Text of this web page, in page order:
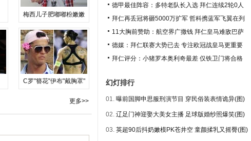
梅西儿子肥嘟嘟粉嫩嫩
C罗"簪花"伊布"戴胸罩"
更多>>
德甲最佳阵容：多特老队长入选 拜仁连续2轮0人
拜仁再丢冠将砸5000万扩军 哲科携蓝军飞翼在列
11大胸前赞助：航空界广撒钱 拜仁皇马难敌巴萨
德媒：拜仁联赛大势已去 专注欧冠战皇马更重要
拜仁评分：小猪罗本奥利奇最差 仅铁卫门将合格
幻灯排行
01. 曝前国脚申思服刑演节目 穿民俗装表情诡异(图)
02. 辽足门神迎娶大美女主播 足球版婚纱照爆笑(图)
03. 英超90后抖奶嫩模PK苍井空 童颜揉乳又摇臀(图)